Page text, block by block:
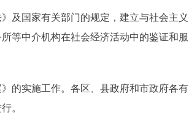
及国家有关部门的规定，建立与社会主义
等中介机构在社会经济活动中的鉴证和服
的实施工作。各区、县政府和市政府各有
。